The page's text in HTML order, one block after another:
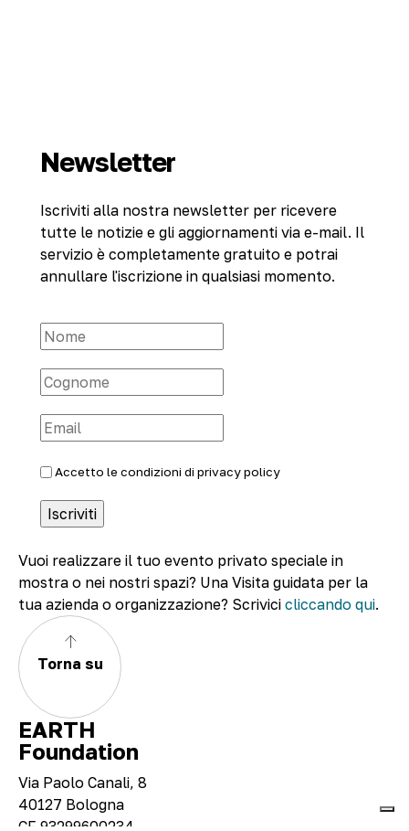
Newsletter
Iscriviti alla nostra newsletter per ricevere
tutte le notizie e gli aggiornamenti via e-mail. Il
servizio è completamente gratuito e potrai
annullare l'iscrizione in qualsiasi momento.
Accetto le condizioni di privacy policy
Vuoi realizzare il tuo evento privato speciale in
mostra o nei nostri spazi? Una Visita guidata per la
tua azienda o organizzazione? Scrivici cliccando qui.
Torna su
EARTH
Foundation
Via Paolo Canali, 8
40127 Bologna
CF 93299600234